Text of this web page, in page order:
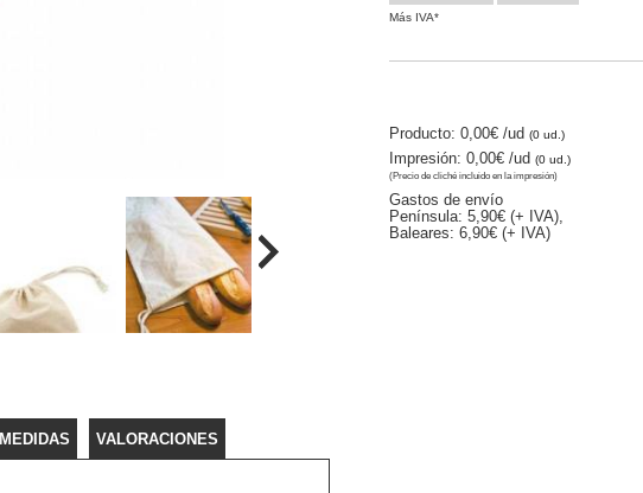
MEDIDAS VALORACIONES
Más IVA*
Producto: 0,00€ /ud (0 ud.)
Impresión: 0,00€ /ud (0 ud.)
(Precio de cliché incluido en la impresión)
Gastos de envío
Península: 5,90€ (+ IVA),
Baleares: 6,90€ (+ IVA)